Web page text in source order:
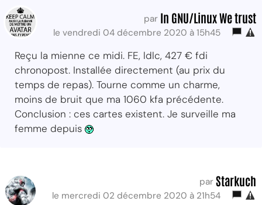
par In GNU/Linux We trust
le vendredi 04 décembre 2020 à 15h45
Reçu la mienne ce midi. FE, ldlc, 427 € fdi
chronopost. Installée directement (au prix du
temps de repas). Tourne comme un charme,
moins de bruit que ma 1060 kfa précédente.
Conclusion : ces cartes existent. Je surveille ma
femme depuis
par Starkuch
le mercredi 02 décembre 2020 à 21h54